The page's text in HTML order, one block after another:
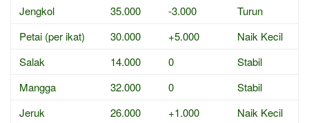
Jengkol
35.000 -3.000
Turun
Petai (per ikat)
30.000 +5.000
Naik Kecil
Salak
14.000 0
Stabil
Mangga
32.000 0
Stabil
Jeruk
26.000 +1.000 Naik Kecil